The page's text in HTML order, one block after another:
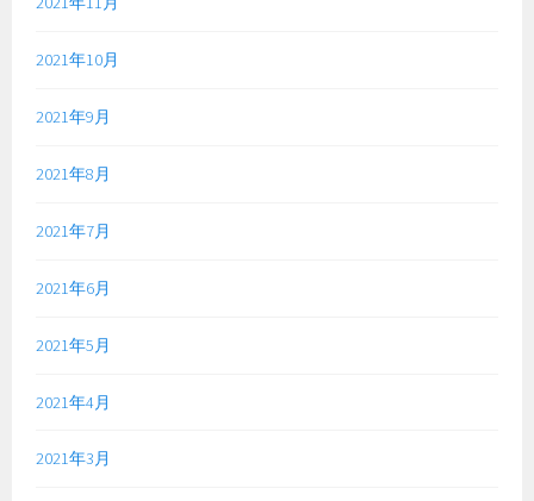
2021年10月
2021年9月
2021年8月
2021年7月
2021年6月
2021年5月
2021年4月
2021年3月